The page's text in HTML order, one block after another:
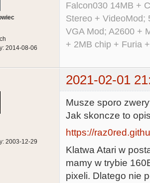
2014-08-06
Falcon030 14MB +
Stereo + VideoMod;
VGA Mod; A2600 +
+ 2MB chip + Furia
2021-02-01
2003-12-29
Musze sporo
Jak skoncze to
https://
Klatwa Atari w
mamy w trybie
pixeli. Dlatego nie